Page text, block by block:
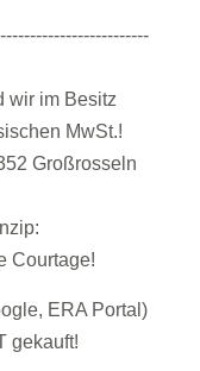
wir im Besitz
MwSt.!
Großrosseln
Courtage!
ERA Portal)
gekauft!